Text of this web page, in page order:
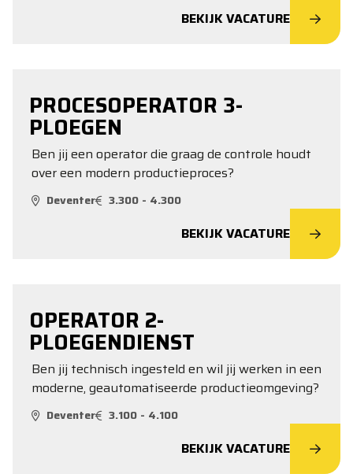
BEKIJK VACATURE
PROCESOPERATOR 3-
PLOEGEN
Ben jij een operator die graag de controle houdt
over een modern productieproces?
Deventer 3.300 - 4.300
BEKIJK VACATURE
OPERATOR 2-
PLOEGENDIENST
Ben jij technisch ingesteld en wil jij werken in een
moderne, geautomatiseerde productieomgeving?
Deventer 3.100 - 4.100
BEKIJK VACATURE